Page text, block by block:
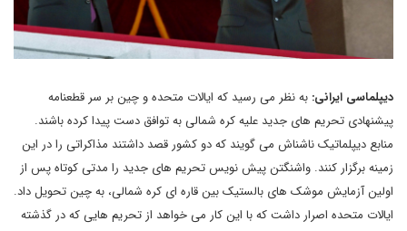
دیپلماسی ایرانی: به نظر می رسید که ایالات متحده و چین بر سر قطعنامه
پیشنهادی تحریم های جدید علیه کره شمالی به توافق دست پیدا کرده باشند.
منابع دیپلماتیک ناشناش می گویند که دو کشور قصد داشتند مذاکراتی را در این
زمینه برگزار کنند. واشنگتن پیش نویس تحریم های جدید را مدتی کوتاه پس از
اولین آزمایش موشک های بالستیک بین قاره ای کره شمالی، به چین تحویل داد.
ایالات متحده اصرار داشت که با این کار می خواهد از تحریم هایی که در گذشته